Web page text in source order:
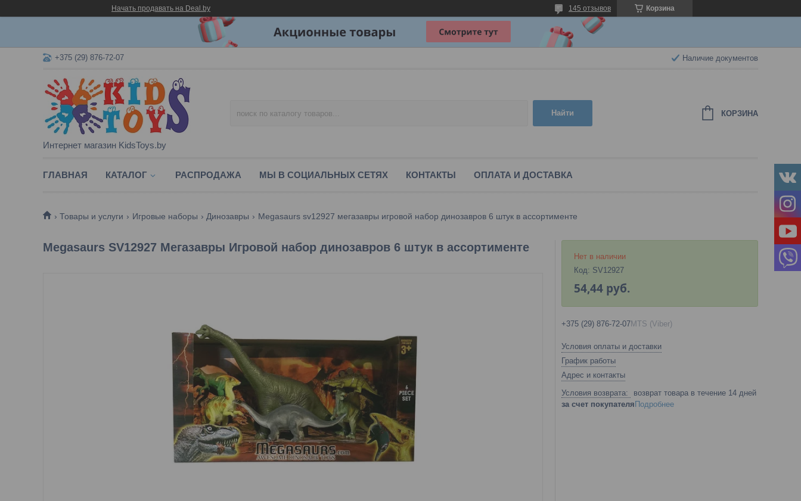
Начать продавать на Deal.by Корзина
145 отзывов
+375 (29) 876-72-07 Наличие документов
Интернет магазин KidsToys.by
Найти КОРЗИНА
ГЛАВНАЯ КАТАЛОГ РАСПРОДАЖА МЫ В СОЦИАЛЬНЫХ СЕТЯХ КОНТАКТЫ ОПЛАТА И ДОСТАВКА
Товары и услуги Игровые наборы Динозавры Megasaurs sv12927 мегазавры игровой набор динозавров 6 штук в ассортименте
Megasaurs SV12927 Мегазавры Игровой набор динозавров 6 штук в ассортименте
Нет в наличии
Код: SV12927
54,44 руб.
+375 (29) 876-72-07MTS (Viber)
Условия оплаты и доставки
График работы
Адрес и контакты
возврат товара в течение 14 дней
за счет покупателя Подробнее